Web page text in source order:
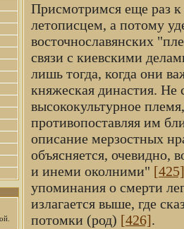
Присмотримся еще раз
летописцем, а потому
восточнославянских
связи с киевскими
лишь тогда, когда они
княжеская династия. Не
высококультурное
противопоставляя им
описание мерзостных
объясняется,
и инеми околними" [425]
упоминания о смерти
излагается выше, где
потомки (род) [426].